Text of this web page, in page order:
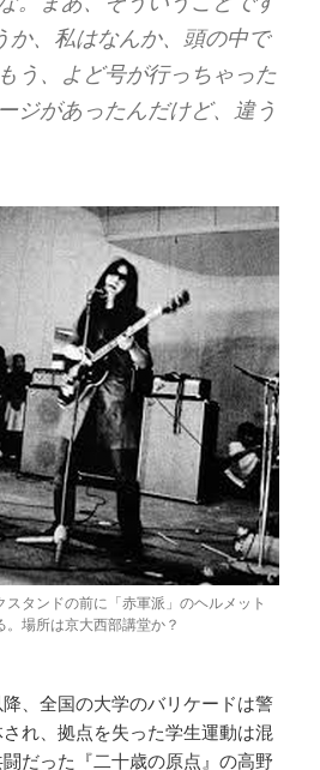
、私はなんか、頭の中で
う、よど号が行っちゃった
ジがあったんだけど、違う
スタンドの前に「赤軍派」のヘルメット
。場所は京大西部講堂か？
、全国の大学のバリケードは警
れ、拠点を失った学生運動は混
だった『二十歳の原点』の高野